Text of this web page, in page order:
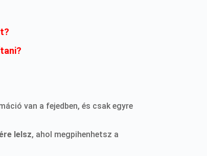
van a fejedben, és csak egyre
lelsz, ahol megpihenhetsz a